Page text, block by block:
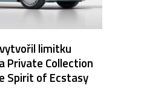
limitku
Private Collection
Spirit of Ecstasy